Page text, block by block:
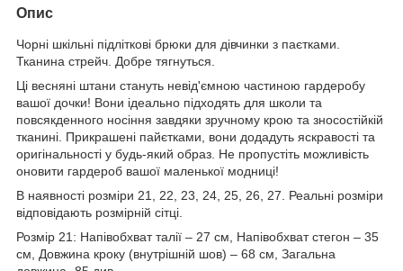
Опис
Чорні шкільні підліткові брюки для дівчинки з паєтками.
Тканина стрейч. Добре тягнуться.
Ці весняні штани стануть невід'ємною частиною гардеробу
вашої дочки! Вони ідеально підходять для школи та
повсякденного носіння завдяки зручному крою та зносостійкій
тканині. Прикрашені пайєтками, вони додадуть яскравості та
оригінальності у будь-який образ. Не пропустіть можливість
оновити гардероб вашої маленької модниці!
В наявності розміри 21, 22, 23, 24, 25, 26, 27. Реальні розміри
відповідають розмірній сітці.
Розмір 21: Напівобхват талії – 27 см, Напівобхват стегон – 35
см, Довжина кроку (внутрішній шов) – 68 см, Загальна